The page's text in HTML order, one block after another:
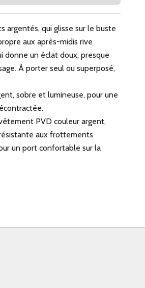
argentés, qui glisse sur le buste
aux après-midis rive
donne un éclat doux, presque
À porter seul ou superposé,
sobre et lumineuse, pour une
PVD couleur argent,
aux frottements
un port confortable sur la